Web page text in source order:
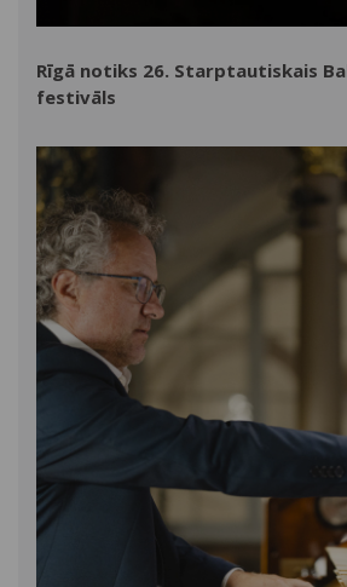
Rīgā notiks 26. Starptautiskais
festivāls